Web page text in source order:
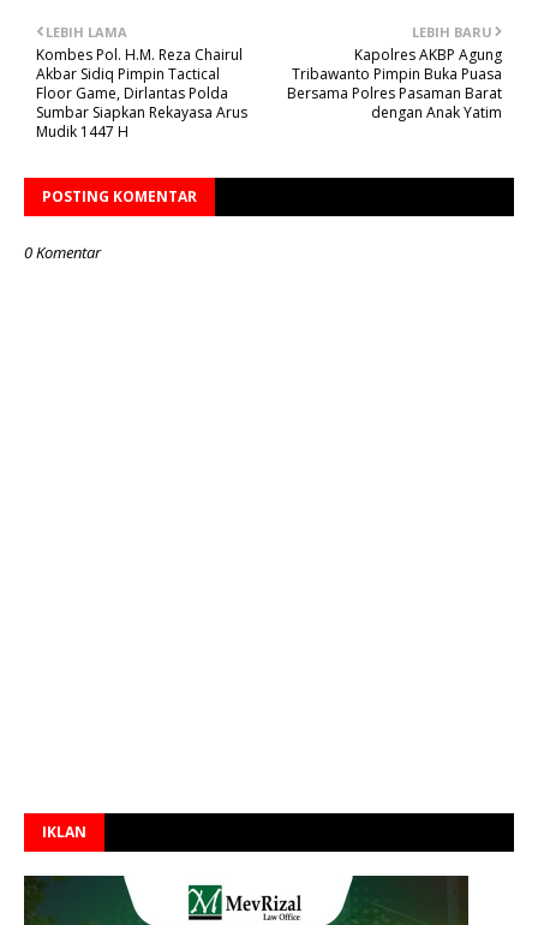
LEBIH BARU
Kapolres AKBP Agung
Tribawanto Pimpin Buka Puasa
Bersama Polres Pasaman Barat
dengan Anak Yatim
LEBIH LAMA
Kombes Pol. H.M. Reza Chairul
Akbar Sidiq Pimpin Tactical
Floor Game, Dirlantas Polda
Sumbar Siapkan Rekayasa Arus
Mudik 1447 H
POSTING KOMENTAR
0 Komentar
IKLAN